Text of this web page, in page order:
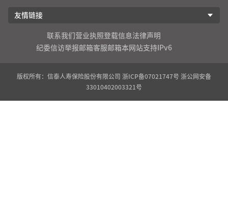
友情链接
联系我们 营业执照登载信息法律声明
纪委信访举报邮箱客服邮箱本网站支持IPv6
版权所有：信泰人寿保险股份有限公司 浙ICP备07021747号 浙公网安备
33010402003321号